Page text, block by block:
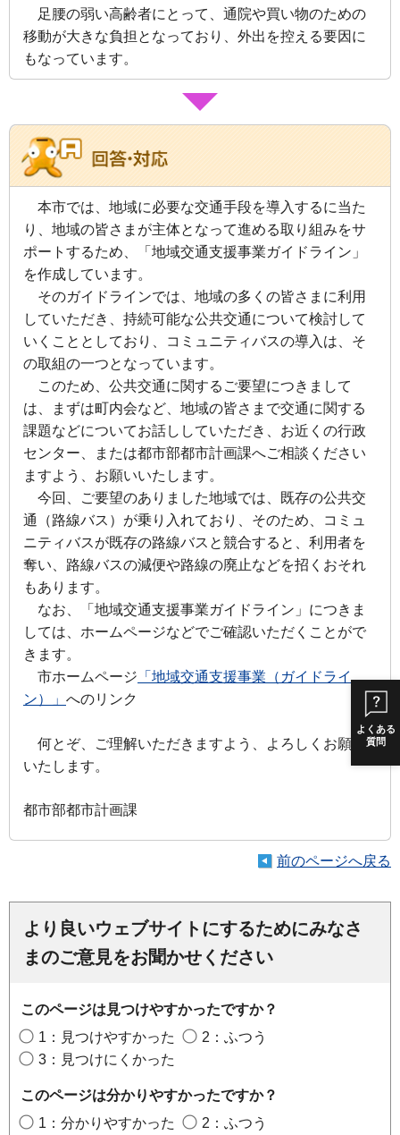
よくある
質問
足腰の弱い高齢者にとって、通院や買い物のための
移動が大きな負担となっており、外出を控える要因に
もなっています。
本市では、地域に必要な交通手段を導入するに当た
り、地域の皆さまが主体となって進める取り組みをサ
ポートするため、「地域交通支援事業ガイドライン」
を作成しています。
そのガイドラインでは、地域の多くの皆さまに利用
していただき、持続可能な公共交通について検討して
いくこととしており、コミュニティバスの導入は、そ
の取組の一つとなっています。
このため、公共交通に関するご要望につきまして
は、まずは町内会など、地域の皆さまで交通に関する
課題などについてお話ししていただき、お近くの行政
センター、または都市部都市計画課へご相談ください
ますよう、お願いいたします。
今回、ご要望のありました地域では、既存の公共交
通（路線バス）が乗り入れており、そのため、コミュ
ニティバスが既存の路線バスと競合すると、利用者を
奪い、路線バスの減便や路線の廃止などを招くおそれ
もあります。
なお、「地域交通支援事業ガイドライン」につきま
しては、ホームページなどでご確認いただくことがで
きます。
市ホームページ 「地域交通支援事業（ガイドライ
ン）」 へのリンク
何とぞ、ご理解いただきますよう、よろしくお願い
いたします。
都市部都市計画課
前のページへ戻る
より良いウェブサイトにするためにみなさ
まのご意見をお聞かせください
このページは見つけやすかったですか？
1：見つけやすかった
2：ふつう
3：見つけにくかった
このページは分かりやすかったですか？
1：分かりやすかった
2：ふつう